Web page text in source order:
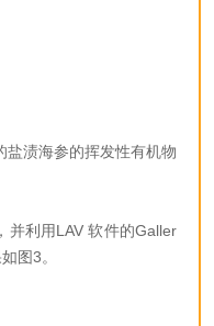
盐渍海参的挥发性有机物
，并利用LAV 软件的Galler
3。